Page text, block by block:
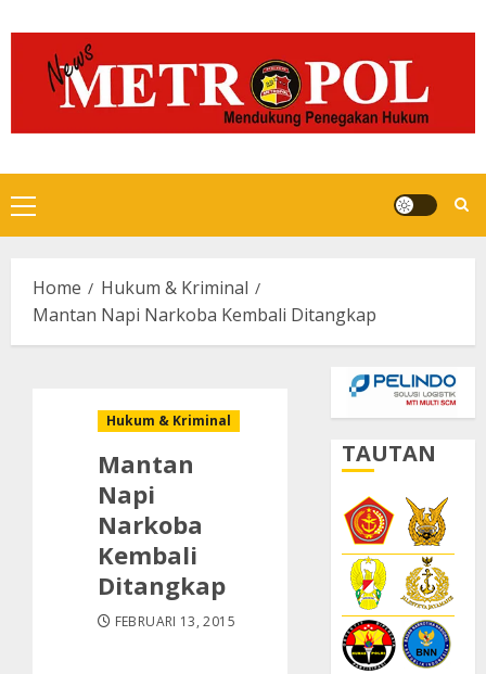
to
content
Primary
Menu
Home
Hukum & Kriminal
Mantan Napi Narkoba Kembali Ditangkap
Hukum & Kriminal
Mantan
Napi
Narkoba
Kembali
Ditangkap
FEBRUARI 13, 2015
TAUTAN